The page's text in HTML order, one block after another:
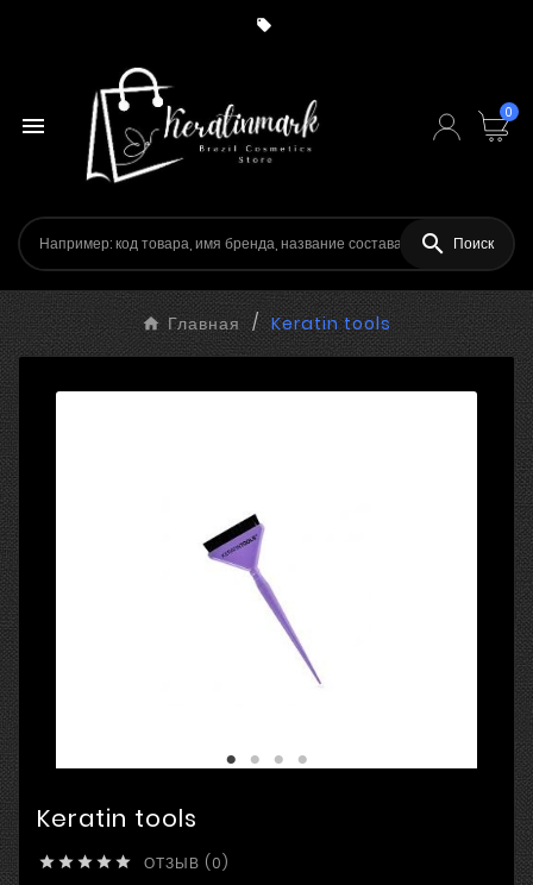

 0
 Поиск
Главная Keratin tools
Keratin tools
     ОТЗЫВ (0)